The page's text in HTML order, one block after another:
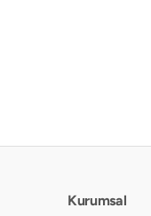
Kurumsal